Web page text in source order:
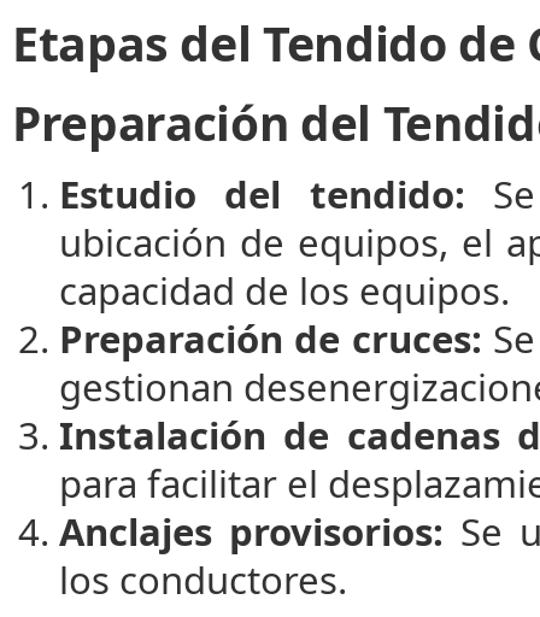
Etapas del Tendido de
Preparación del
Estudio del tendido:
ubicación de equipos, el
capacidad de los equipos.
Preparación de cruces:
gestionan
Instalación de cadenas
para facilitar el
Anclajes provisorios: Se
los conductores.